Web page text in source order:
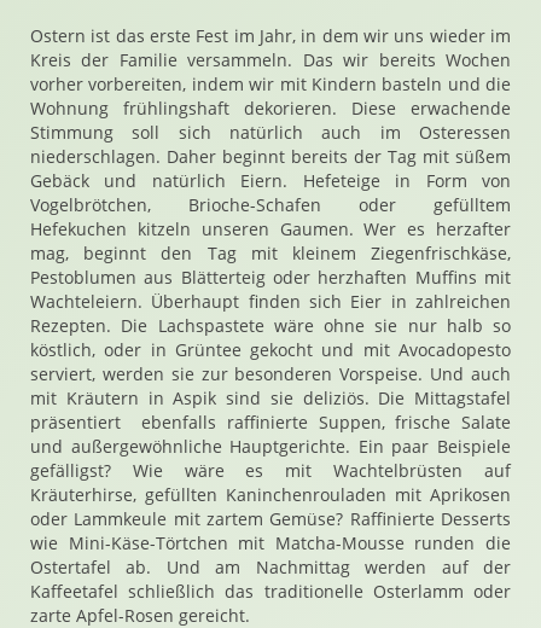
Ostern ist das erste Fest im Jahr, in dem wir uns wieder im
Kreis der Familie versammeln. Das wir bereits Wochen
vorher vorbereiten, indem wir mit Kindern basteln und die
Wohnung frühlingshaft dekorieren. Diese erwachende
Stimmung soll sich natürlich auch im Osteressen
niederschlagen. Daher beginnt bereits der Tag mit süßem
Gebäck und natürlich Eiern. Hefeteige in Form von
Vogelbrötchen, Brioche-Schafen oder gefülltem
Hefekuchen kitzeln unseren Gaumen. Wer es herzafter
mag, beginnt den Tag mit kleinem Ziegenfrischkäse,
Pestoblumen aus Blätterteig oder herzhaften Muffins mit
Wachteleiern. Überhaupt finden sich Eier in zahlreichen
Rezepten. Die Lachspastete wäre ohne sie nur halb so
köstlich, oder in Grüntee gekocht und mit Avocadopesto
serviert, werden sie zur besonderen Vorspeise. Und auch
mit Kräutern in Aspik sind sie deliziös. Die Mittagstafel
präsentiert ebenfalls raffinierte Suppen, frische Salate
und außergewöhnliche Hauptgerichte. Ein paar Beispiele
gefälligst? Wie wäre es mit Wachtelbrüsten auf
Kräuterhirse, gefüllten Kaninchenrouladen mit Aprikosen
oder Lammkeule mit zartem Gemüse? Raffinierte Desserts
wie Mini-Käse-Törtchen mit Matcha-Mousse runden die
Ostertafel ab. Und am Nachmittag werden auf der
Kaffeetafel schließlich das traditionelle Osterlamm oder
zarte Apfel-Rosen gereicht.